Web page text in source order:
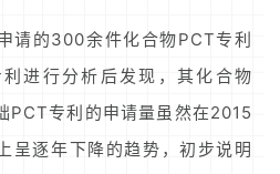
请的300余件化合物PCT专利
进行分析后发现，其化合物
PCT专利的申请量虽然在2015
呈逐年下降的趋势，初步说明